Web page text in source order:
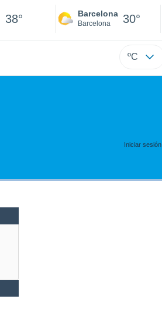
38° Barcelona
Barcelona 30°
ºC
Iniciar sesión